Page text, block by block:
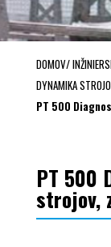
DOMOV/
DYNAMIKA
PT 500
PT 500
strojov,